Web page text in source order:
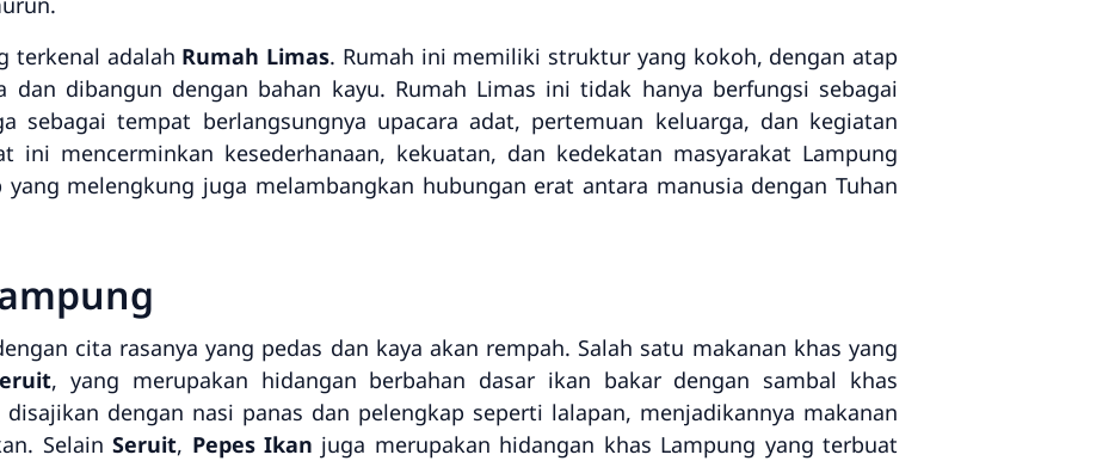
terkenal adalah Rumah Limas. Rumah ini memiliki struktur yang kokoh, dengan atap
dan dibangun dengan bahan kayu. Rumah Limas ini tidak hanya berfungsi sebagai
sebagai tempat berlangsungnya upacara adat, pertemuan keluarga, dan kegiatan
ini mencerminkan kesederhanaan, kekuatan, dan kedekatan masyarakat Lampung
melengkung juga melambangkan hubungan erat antara manusia dengan Tuhan
cita rasanya yang pedas dan kaya akan rempah. Salah satu makanan khas yang
, yang merupakan hidangan berbahan dasar ikan bakar dengan sambal khas
disajikan dengan nasi panas dan pelengkap seperti lalapan, menjadikannya makanan
SelainSeruit, Pepes Ikan juga merupakan hidangan khas Lampung yang terbuat